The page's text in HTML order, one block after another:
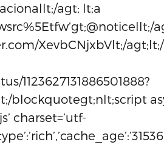
agt; lt;a
XevbCNjxbVlt;/
1123627131886501888?
blockquotegt;nlt;script
charset=’utf-